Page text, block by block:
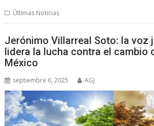
Últimas Noticias
Jerónimo Villarreal Soto: la voz
lidera la lucha contra el cambio
México
septiembre 6, 2025 AGJ